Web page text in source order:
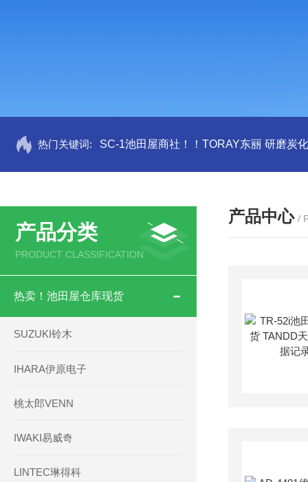
热门关键词: SC-1池田屋商社！！TORAY东丽 研磨炭
产品分类
PRODUCT CLASSIFICATION
热卖！池田屋仓库现货
SUZUKI铃木
IHARA伊原电子
桃太郎VENN
IWAKI易威奇
LINTEC琳得科
产品中心 /